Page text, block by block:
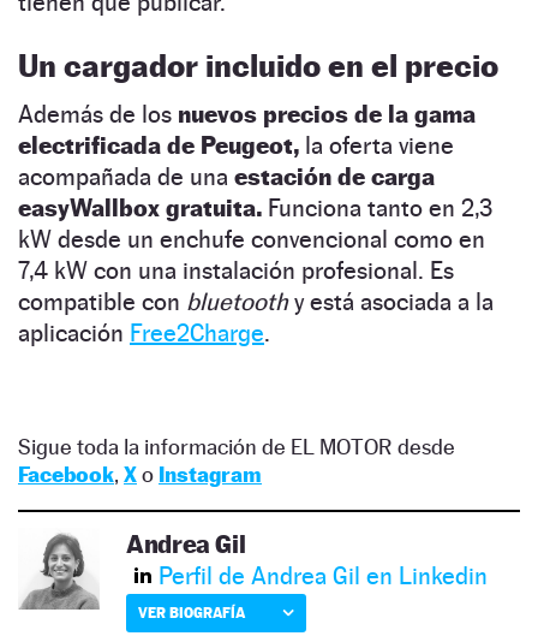
Un cargador incluido en el precio
Además de los nuevos precios de la gama
electrificada de Peugeot, la oferta viene
acompañada de una estación de carga
easyWallbox gratuita. Funciona tanto en 2,3
kW desde un enchufe convencional como en
7,4 kW con una instalación profesional. Es
compatible con bluetoothy está asociada a la
aplicación Free2Charge.
Sigue toda la información de EL MOTOR desde
Facebook, Xo Instagram
Andrea Gil
Perfil de Andrea Gil en Linkedin
VER BIOGRAFÍA